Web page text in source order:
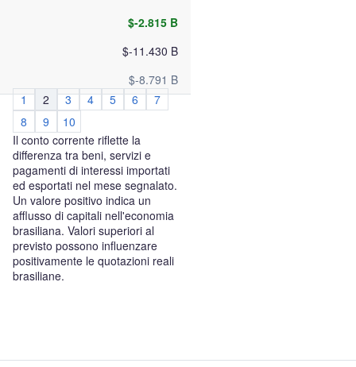
$-2.815 B
$-11.430 B
$-8.791 B
1
2 3 4 5 6
7
8
9
10
Il conto corrente riflette la
differenza tra beni, servizi e
pagamenti di interessi importati
ed esportati nel mese segnalato.
Un valore positivo indica un
afflusso di capitali nell'economia
brasiliana. Valori superiori al
previsto possono influenzare
positivamente le quotazioni reali
brasiliane.